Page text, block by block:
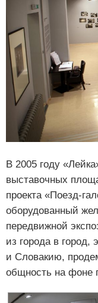
В 2005 году
выставочных
проекта «Поезд-
оборудованный
передвижной
из города в город,
и Словакию,
общность на фоне